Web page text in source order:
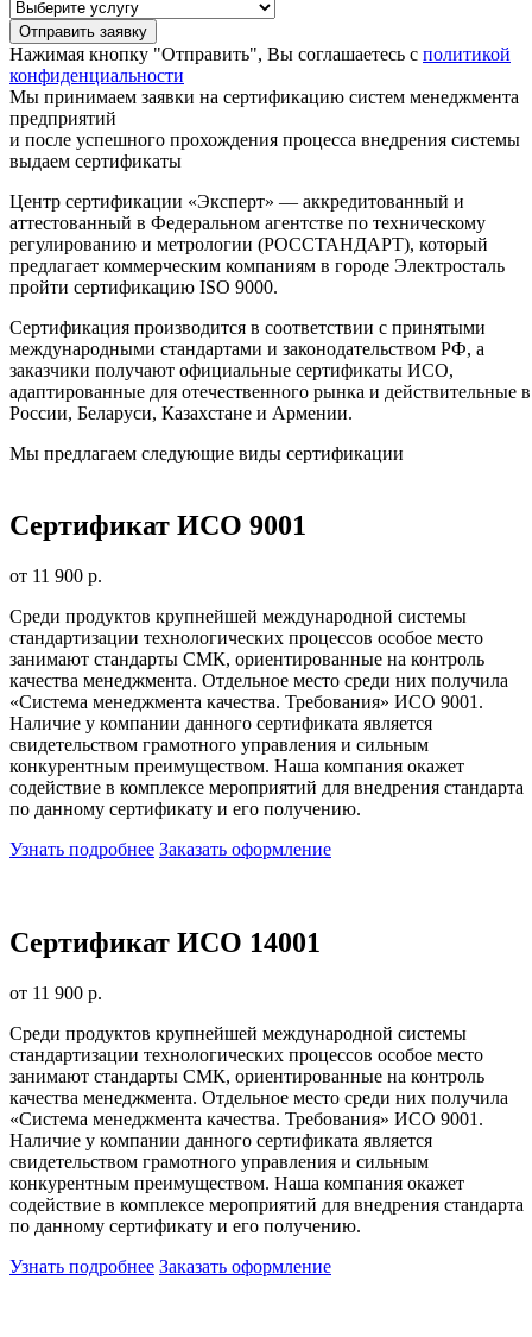
Нажимая кнопку "Отправить", Вы соглашаетесь с политикой
конфиденциальности
Мы принимаем заявки на сертификацию систем менеджмента
предприятий
и после успешного прохождения процесса внедрения системы
выдаем сертификаты
Центр сертификации «Эксперт» — аккредитованный и
аттестованный в Федеральном агентстве по техническому
регулированию и метрологии (РОССТАНДАРТ), который
предлагает коммерческим компаниям в городе Электросталь
пройти сертификацию ISO 9000.
Сертификация производится в соответствии с принятыми
международными стандартами и законодательством РФ, а
заказчики получают официальные сертификаты ИСО,
адаптированные для отечественного рынка и действительные в
России, Беларуси, Казахстане и Армении.
Мы предлагаем следующие виды сертификации
Сертификат ИСО 9001
от 11 900 р.
Среди продуктов крупнейшей международной системы
стандартизации технологических процессов особое место
занимают стандарты СМК, ориентированные на контроль
качества менеджмента. Отдельное место среди них получила
«Система менеджмента качества. Требования» ИСО 9001.
Наличие у компании данного сертификата является
свидетельством грамотного управления и сильным
конкурентным преимуществом. Наша компания окажет
содействие в комплексе мероприятий для внедрения стандарта
по данному сертификату и его получению.
Узнать подробнее Заказать оформление
Сертификат ИСО 14001
от 11 900 р.
Среди продуктов крупнейшей международной системы
стандартизации технологических процессов особое место
занимают стандарты СМК, ориентированные на контроль
качества менеджмента. Отдельное место среди них получила
«Система менеджмента качества. Требования» ИСО 9001.
Наличие у компании данного сертификата является
свидетельством грамотного управления и сильным
конкурентным преимуществом. Наша компания окажет
содействие в комплексе мероприятий для внедрения стандарта
по данному сертификату и его получению.
Узнать подробнее Заказать оформление